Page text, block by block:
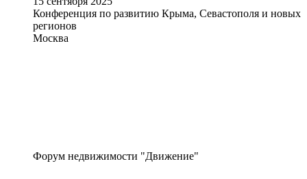
Конференция по развитию Крыма, Севастополя и новых
регионов
Москва
Форум недвижимости "Движение"